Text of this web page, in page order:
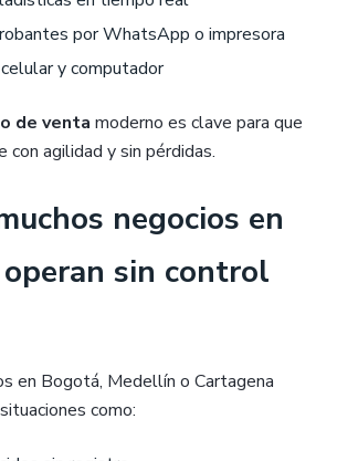
por WhatsApp o impresora
y computador
de venta moderno es clave para que
con agilidad y sin pérdidas.
negocios en
sin control
en Bogotá, Medellín o Cartagena
como: